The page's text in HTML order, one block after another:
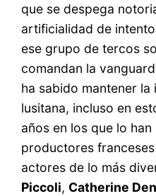
que se despega
artificialidad de
ese grupo de tercos
comandan la
ha sabido mantener
lusitana, incluso en
años en los que lo
productores
actores de lo más
Piccoli, Catherine